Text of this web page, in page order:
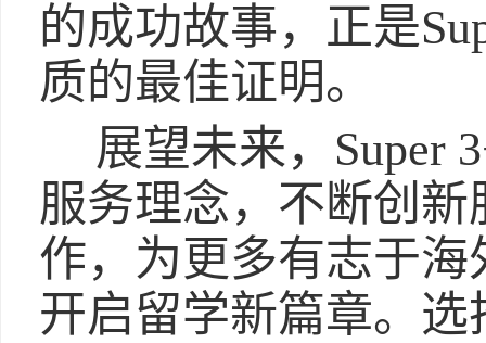
的成功故事，正是
质的最佳证明。
展望未来，Super
服务理念，不断创
作，为更多有志于
开启留学新篇章。选